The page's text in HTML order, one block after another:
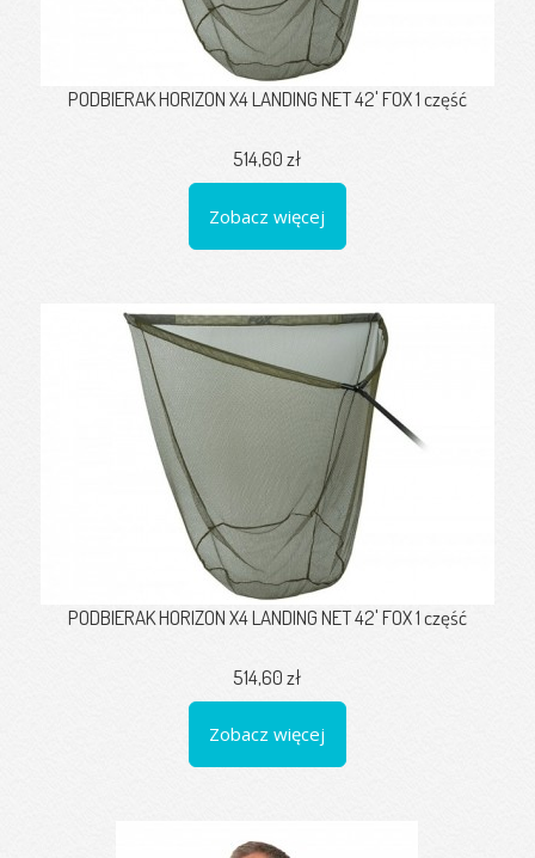
PODBIERAK HORIZON X4 LANDING NET 42' FOX 1 część
514,60 zł
Zobacz więcej
PODBIERAK HORIZON X4 LANDING NET 42' FOX 1 część
514,60 zł
Zobacz więcej